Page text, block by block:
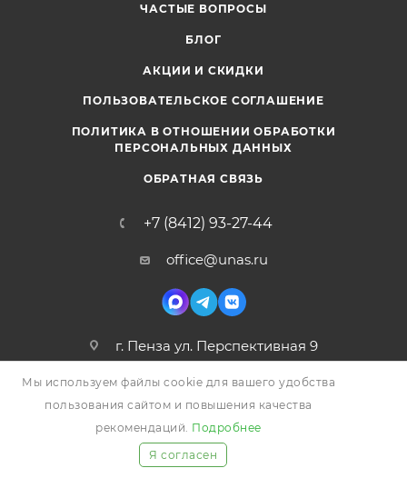
ЧАСТЫЕ ВОПРОСЫ
БЛОГ
АКЦИИ И СКИДКИ
ПОЛЬЗОВАТЕЛЬСКОЕ СОГЛАШЕНИЕ
ПОЛИТИКА В ОТНОШЕНИИ ОБРАБОТКИ
ПЕРСОНАЛЬНЫХ ДАННЫХ
ОБРАТНАЯ СВЯЗЬ
+7 (8412) 93-27-44
office@unas.ru
г. Пенза ул. Перспективная 9
2026 © УНАС, Все права защищены
Мы используем файлы cookie для вашего удобства
пользования сайтом и повышения качества
рекомендаций. Подробнее
Я согласен